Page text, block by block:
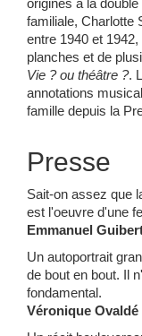
origines à la
familiale, Charlotte
entre 1940 et
planches et de
Vie ? ou théâtre ?.
annotations
famille depuis la
Presse
Sait-on assez que
est l'oeuvre d'une
Emmanuel
Un autoportrait
de bout en bout. Il
fondamental.
Véronique Ovaldé